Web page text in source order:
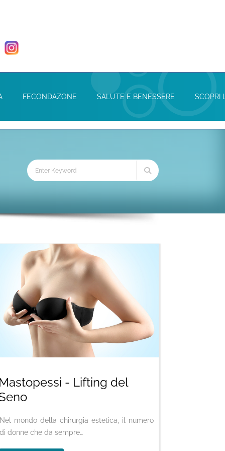
FECONDAZONE SALUTE E BENESSERE SCOPRI
Mastopessi - Lifting del
Nel mondo della chirurgia estetica, il numero
di donne che da sempre…